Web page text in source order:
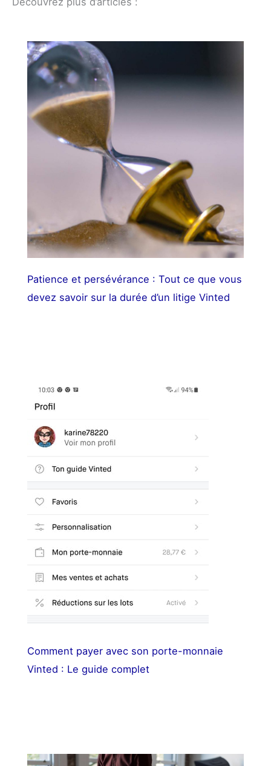
Patience et persévérance : Tout ce que vous
devez savoir sur la durée d’un litige Vinted
Comment payer avec son porte-monnaie
Vinted : Le guide complet